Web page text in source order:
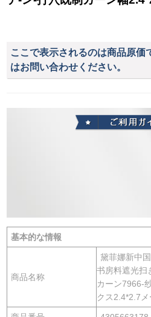
ザイン専门の撮影
ここで表示されるのは商品原価
はお問い合わせください。
基本的な情報
商品名称
黛菲娜新中
书房料遮光扫
カーン7966-
クス2.4*2.7